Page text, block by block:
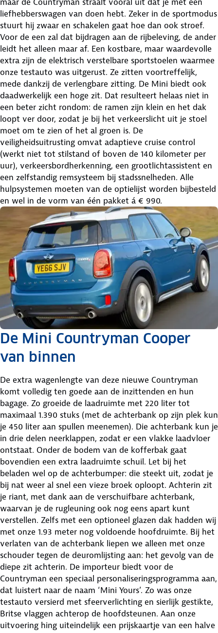
liefhebberswagen van doen hebt. Zeker in de sportmodus
stuurt hij zwaar en schakelen gaat hoe dan ook stroef.
Voor de een zal dat bijdragen aan de rijbeleving, de ander
leidt het alleen maar af. Een kostbare, maar waardevolle
extra zijn de elektrisch verstelbare sportstoelen waarmee
onze testauto was uitgerust. Ze zitten voortreffelijk,
mede dankzij de verlengbare zitting. De Mini biedt ook
daadwerkelijk een hoge zit. Dat resulteert helaas niet in
een beter zicht rondom: de ramen zijn klein en het dak
loopt ver door, zodat je bij het verkeerslicht uit je stoel
moet om te zien of het al groen is. De
veiligheidsuitrusting omvat adaptieve cruise control
(werkt niet tot stilstand of boven de 140 kilometer per
uur), verkeersbordherkenning, een grootlichtassistent en
een zelfstandig remsysteem bij stadssnelheden. Alle
hulpsystemen moeten van de optielijst worden bijbesteld
en wel in de vorm van één pakket á € 990.
De Mini Countryman Cooper
van binnen
De extra wagenlengte van deze nieuwe Countryman
komt volledig ten goede aan de inzittenden en hun
bagage. Zo groeide de laadruimte met 220 liter tot
maximaal 1.390 stuks (met de achterbank op zijn plek kun
je 450 liter aan spullen meenemen). Die achterbank kun je
in drie delen neerklappen, zodat er een vlakke laadvloer
ontstaat. Onder de bodem van de kofferbak gaat
bovendien een extra laadruimte schuil. Let bij het
beladen wel op de achterbumper: die steekt uit, zodat je
bij nat weer al snel een vieze broek oploopt. Achterin zit
je riant, met dank aan de verschuifbare achterbank,
waarvan je de rugleuning ook nog eens apart kunt
verstellen. Zelfs met een optioneel glazen dak hadden wij
met onze 1.93 meter nog voldoende hoofdruimte. Bij het
verlaten van de achterbank liepen we alleen met onze
schouder tegen de deuromlijsting aan: het gevolg van de
diepe zit achterin. De importeur biedt voor de
Countryman een speciaal personaliseringsprogramma aan,
dat luistert naar de naam ‘Mini Yours’. Zo was onze
testauto versierd met sfeerverlichting en sierlijk gestikte,
Britse vlaggen achterop de hoofdsteunen. Aan onze
uitvoering hing uiteindelijk een prijskaartje van een halve